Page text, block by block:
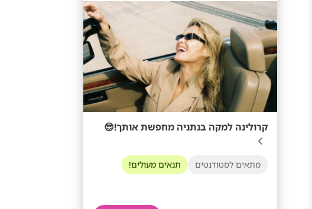
קרולינה למקה בנתניה מחפשת אותך!😎
מתאים לסטודנטים תנאים מעולים!